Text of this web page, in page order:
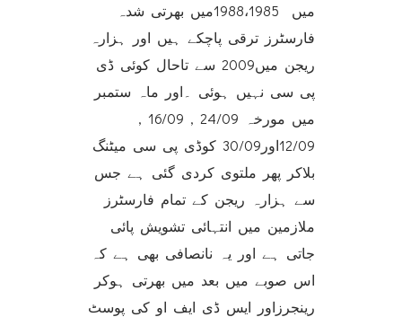
میں 1988،1985میں بھرتی شدہ
فارسٹرز ترقی پاچکے ہیں اور ہزارہ
ریجن میں2009 سے تاحال کوئی ڈی
پی سی نہیں ہوئی ۔اور ماہ ستمبر
میں مورخہ 24/09 , 16/09 ,
12/09اور30/09 کوڈی پی سی میٹنگ
بلاکر پھر ملتوی کردی گئی ہے جس
سے ہزارہ ریجن کے تمام فارسٹرز
ملازمین میں انتہائی تشویش پائی
جاتی ہے اور یہ نانصافی بھی ہے کہ
اس صوبے میں بعد میں بھرتی ہوکر
رینجرزاور ایس ڈی ایف او کی پوسٹ